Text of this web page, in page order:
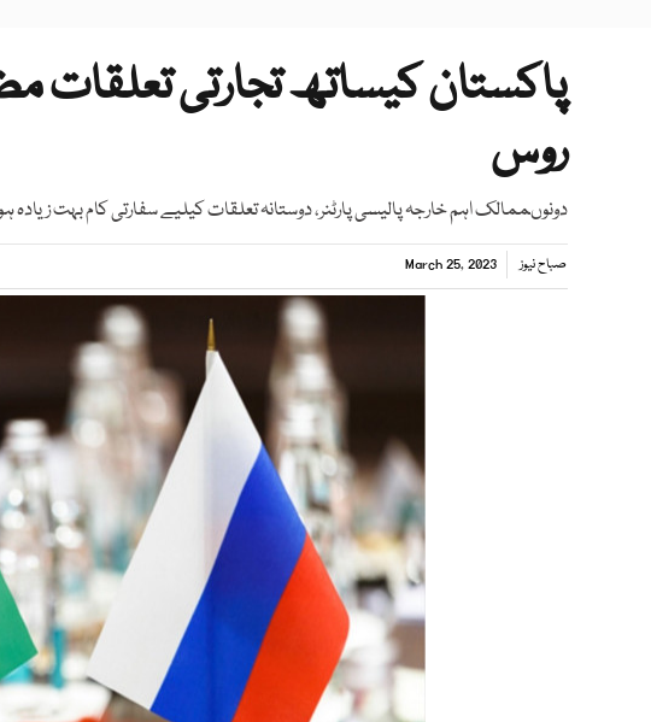
پاکستان کیساتھ تجارتی تعلقات
روس
دونوںممالک اہم خارجہ پالیسی پارٹنر، دوستانہ تعلقات کیلیے سفارتی کام بہت زیادہ
صباح نیوز March 25, 2023